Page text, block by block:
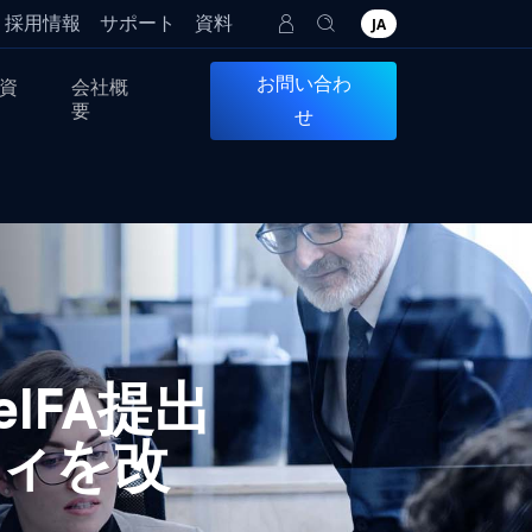
採用情報 サポート 資料 JA
会社概
要
お問い合わ
せ
提出
を改